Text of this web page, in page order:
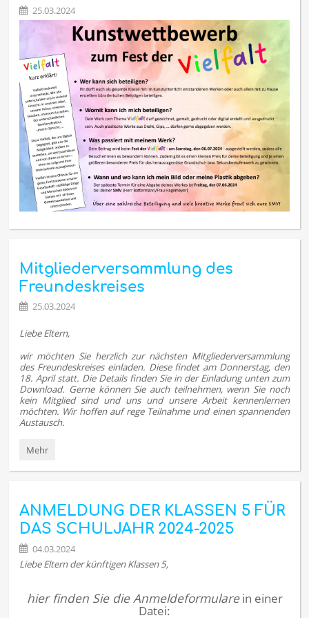
25.03.2024
Mitgliederversammlung des
Freundeskreises
25.03.2024
Liebe Eltern,
wir möchten Sie herzlich zur nächsten Mitgliederversammlung
des Freundeskreises einladen. Diese findet am Donnerstag, den
18. April statt. Die Details finden Sie in der Einladung unten zum
Download. Gerne können Sie auch teilnehmen, wenn Sie noch
kein Mitglied sind und uns und unsere Arbeit kennenlernen
möchten. Wir hoffen auf rege Teilnahme und einen spannenden
Austausch.
Mitgliederversammlung
Freundeskreises:
Mehr
ANMELDUNG DER KLASSEN 5 FÜR
DAS SCHULJAHR 2024-2025
04.03.2024
Liebe Eltern der künftigen Klassen 5,
hier finden Sie die Anmeldeformularein einer
Datei: